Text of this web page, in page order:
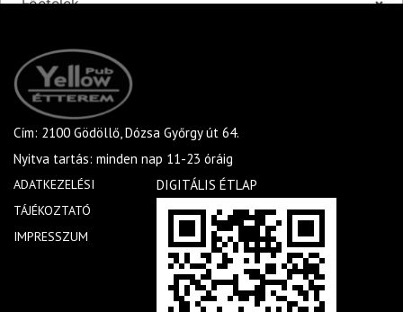
×
Főételek
Cím: 2100 Gödöllő, Dózsa Győrgy út 64.
Nyitva tartás: minden nap 11-23 óráig
ADATKEZELÉSI
TÁJÉKOZTATÓ
IMPRESSZUM
DIGITÁLIS ÉTLAP